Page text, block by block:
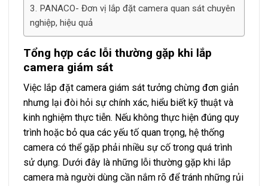
PANACO- Đơn vị lắp đặt camera quan sát chuyên
nghiệp, hiệu quả
Tổng hợp các lỗi thường gặp khi lắp
camera giám sát
Việc lắp đặt camera giám sát tưởng chừng đơn giản
nhưng lại đòi hỏi sự chính xác, hiểu biết kỹ thuật và
kinh nghiệm thực tiễn. Nếu không thực hiện đúng quy
trình hoặc bỏ qua các yếu tố quan trọng, hệ thống
camera có thể gặp phải nhiều sự cố trong quá trình
sử dụng. Dưới đây là những lỗi thường gặp khi lắp
camera mà người dùng cần nắm rõ để tránh những rủi